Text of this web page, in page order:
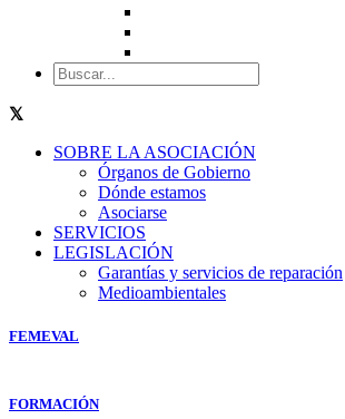
SOBRE LA ASOCIACIÓN
Órganos de Gobierno
Dónde estamos
Asociarse
SERVICIOS
LEGISLACIÓN
Garantías y servicios de reparación
Medioambientales
FEMEVAL
FORMACIÓN